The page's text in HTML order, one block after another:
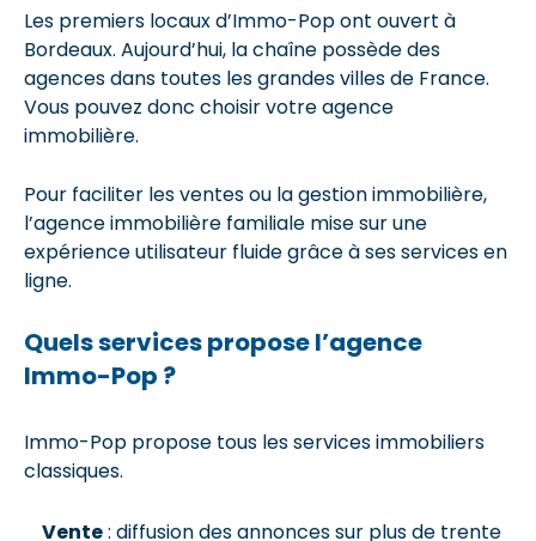
Les premiers locaux d’Immo-Pop ont ouvert à
Bordeaux. Aujourd’hui, la chaîne possède des
agences dans toutes les grandes villes de France.
Vous pouvez donc choisir votre agence
immobilière.
Pour faciliter les ventes ou la gestion immobilière,
l’agence immobilière familiale mise sur une
expérience utilisateur fluide grâce à ses services en
ligne.
Quels services propose l’agence
Immo-Pop ?
Immo-Pop propose tous les services immobiliers
classiques.
Vente: diffusion des annonces sur plus de trente